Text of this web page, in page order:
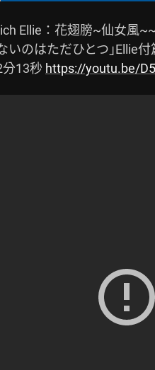
Ellie：花翅膀~仙女風~~
いのはただひとつ｣Ellie付
13秒 https://youtu.be/